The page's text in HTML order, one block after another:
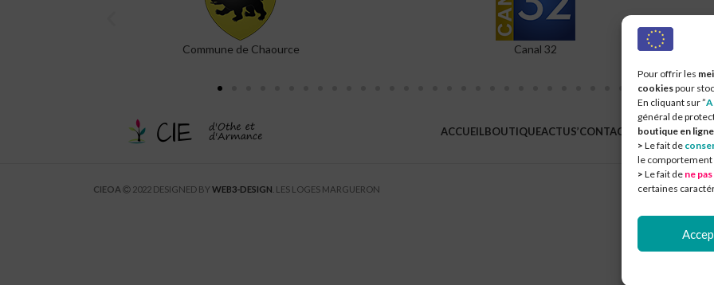
Pour offrir les
cookiespour
En cliquant sur ”
général de
boutique en ligne
> Le fait de
le comportement
> Le fait de ne
certaines
Canal 32 L'Est Eclair
ACCUEILBOUTIQUEACTUS’CONTACT
CIEOA 2022 DESIGNED BY WEB3-DESIGN . LES LOGES MARGUERON